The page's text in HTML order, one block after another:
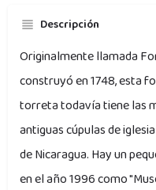
Descripción
Originalmente llamada
construyó en 1748, esta
torreta todavía tiene las
antiguas cúpulas de
de Nicaragua. Hay un
en el año 1996 como